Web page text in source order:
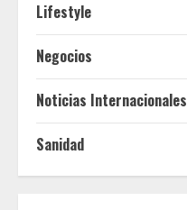
Lifestyle
Negocios
Noticias Internacionales
Sanidad